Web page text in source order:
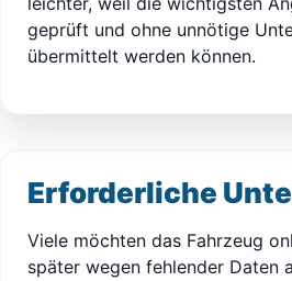
geprüft und ohne unnötige
übermittelt werden können.
Erforderliche
Viele möchten das Fahrzeug
später wegen fehlender Daten